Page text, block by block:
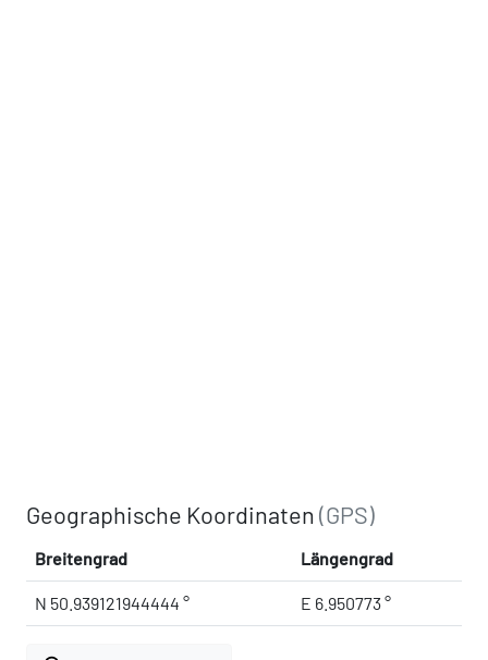
Geographische Koordinaten(GPS)
Breitengrad Längengrad
N 50.939121944444 ° E 6.950773 °